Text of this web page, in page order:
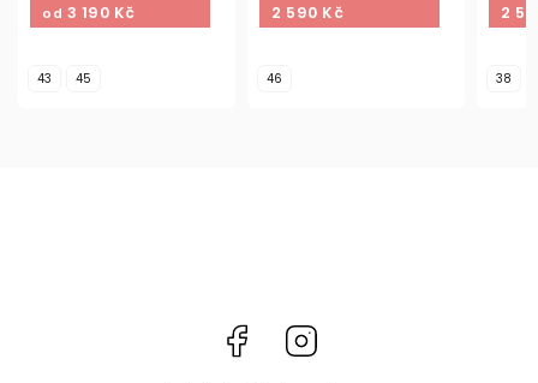
od 3 190 Kč
43 45
2 590 Kč
46
2
38
Facebook